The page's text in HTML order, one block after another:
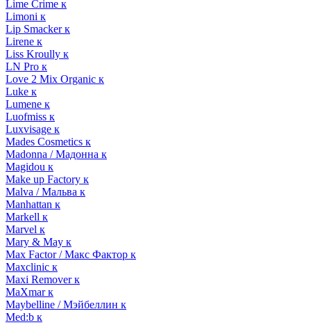
Lime Crime к
Limoni к
Lip Smacker к
Lirene к
Liss Kroully к
LN Pro к
Love 2 Mix Organic к
Luke к
Lumene к
Luofmiss к
Luxvisage к
Mades Cosmetics к
Madonna / Мадонна к
Magidou к
Make up Factory к
Malva / Мальва к
Manhattan к
Markell к
Marvel к
Mary & May к
Max Factor / Макс Фактор к
Maxclinic к
Maxi Remover к
MaXmar к
Maybelline / Мэйбеллин к
Med:b к